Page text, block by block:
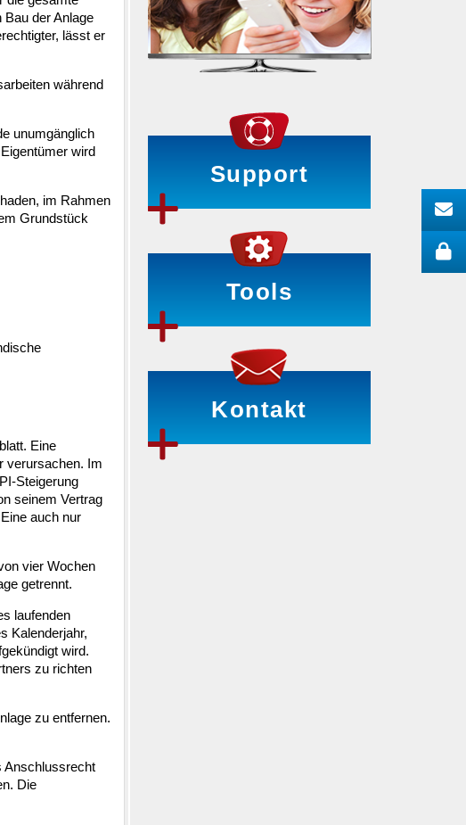
der Anlage
lässt er
während
unumgänglich
wird
im Rahmen
Grundstück
Eine
verursachen. Im
Steigerung
seinem Vertrag
auch nur
vier Wochen
getrennt.
laufenden
Kalenderjahr,
wird.
zu richten
zu entfernen.
Anschlussrecht
Die
Support
Tools
Kontakt